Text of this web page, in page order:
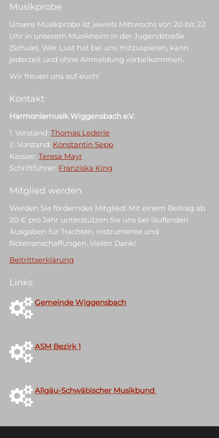
Musikprobe
Unsere Musikprobe ist jeweils Mittwochs von 20 bis 22
Uhr in unserem Musikheim in der Jugendstraße
(Schule). Wer Lust hat bei uns mitzuspielen, kann
jederzeit und ohne Anmeldung vorbeikommen.
Wir freuen uns auf euch!
Kontakt
Harmoniemusik Wiggensbach e.V.
1. Vorstand:Thomas Lederle
2. Vorstand: Konstantin Sepp
Kassier:Teresa Mayr
Schriftführer: Franziska King
Mitglied werden
Werden Sie förderndes Mitglied! Mit einem Beitrag ab
20 € pro Jahr unterstützen Sie uns bei laufenden
Ausgaben für Trachten, Instrumente und
Notenanschaffungen. Vielen Dank!
Beitrittserklärung
Links
Gemeinde Wiggensbach
ASM Bezirk 1
Allgäu-Schwäbischer Musikbund